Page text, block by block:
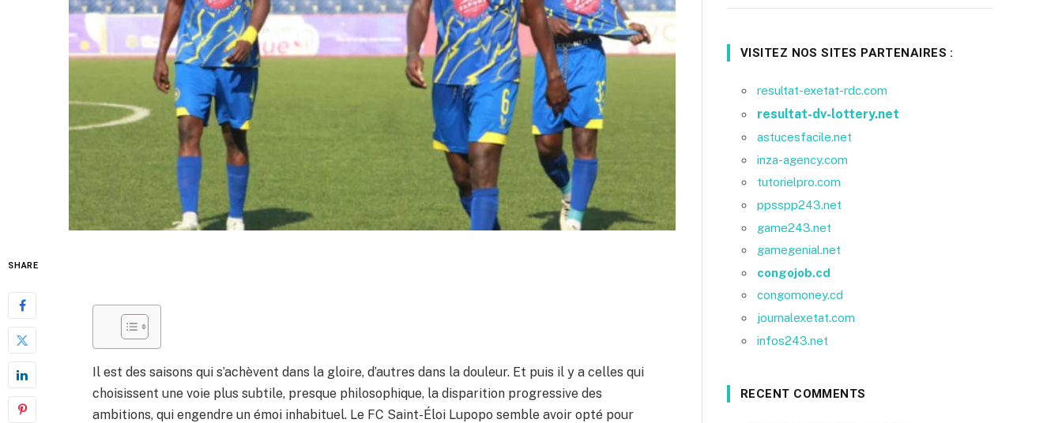
SHARE
Il est des saisons qui s’achèvent dans la gloire, d’autres dans la douleur. Et puis il y a celles qui
choisissent une voie plus subtile, presque philosophique, la disparition progressive des
ambitions, qui engendre un émoi inhabituel. Le FC Saint-Éloi Lupopo semble avoir opté pour
VISITEZ NOS SITES PARTENAIRES :
resultat-exetat-rdc.com
resultat-dv-lottery.net
astucesfacile.net
inza-agency.com
tutorielpro.com
ppsspp243.net
game243.net
gamegenial.net
congojob.cd
congomoney.cd
journalexetat.com
infos243.net
RECENT COMMENTS